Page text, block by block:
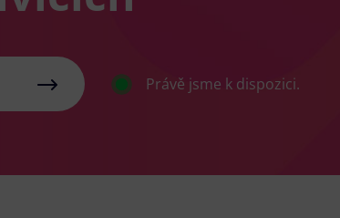
Právě jsme k dispozici.